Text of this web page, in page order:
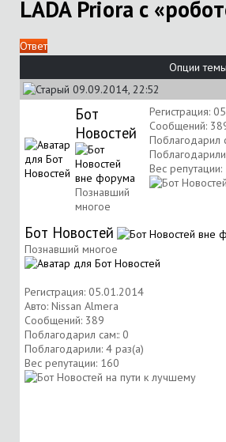
LADA Priora с
Ответ
Опции темы
09.09.2014, 22:52
Бот
Новостей
Познавший
многое
Регистрация:
Сообщений:
Поблагодарил
Вес репутации:
Бот Новостей
Познавший многое
Регистрация: 05.01.2014
Авто: Nissan Almera
Сообщений: 389
Поблагодарил сам:: 0
Поблагодарили: 4 раз(а)
Вес репутации: 160